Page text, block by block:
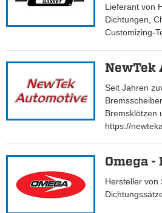
Lieferant von
Dichtungen,
Customizing-
NewTek
Seit Jahren
Bremsklötzen
https://
Omega -
Hersteller von